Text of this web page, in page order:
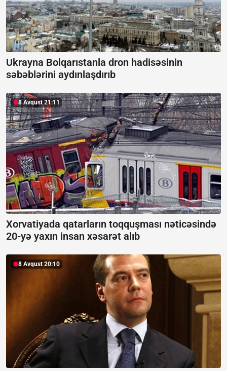
Ukrayna Bolqarıstanla dron hadisəsinin
səbəblərini aydınlaşdırıb
8 Avqust 21:11
Xorvatiyada qatarların toqquşması nəticəsində
20-yə yaxın insan xəsarət alıb
8 Avqust 20:10